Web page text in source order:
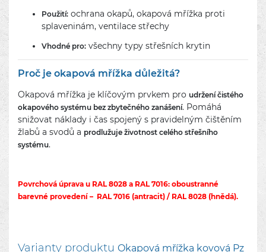
Použití: ochrana okapů, okapová mřížka proti
splaveninám, ventilace střechy
Vhodné pro: všechny typy střešních krytin
Proč je okapová mřížka důležitá?
Okapová mřížka je klíčovým prvkem pro udržení čistého
okapového systému bez zbytečného zanášení. Pomáhá
snižovat náklady i čas spojený s pravidelným čištěním
žlabů a svodů a prodlužuje životnost celého střešního
systému.
Povrchová úprava u RAL 8028 a RAL 7016: oboustranné
barevné provedení – RAL 7016 (antracit) / RAL 8028 (hnědá).
Varianty produktu Okapová mřížka kovová Pz